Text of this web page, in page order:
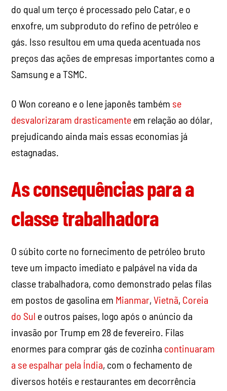
do qual um terço é processado pelo Catar, e o
enxofre, um subproduto do refino de petróleo e
gás. Isso resultou em uma queda acentuada nos
preços das ações de empresas importantes como a
Samsung e a TSMC.
O Won coreano e o Iene japonês também se
desvalorizaram drasticamente em relação ao dólar,
prejudicando ainda mais essas economias já
estagnadas.
As consequências para a
classe trabalhadora
O súbito corte no fornecimento de petróleo bruto
teve um impacto imediato e palpável na vida da
classe trabalhadora, como demonstrado pelas filas
em postos de gasolina em Mianmar,Vietnã, Coreia
do Sul e outros países, logo após o anúncio da
invasão por Trump em 28 de fevereiro. Filas
enormes para comprar gás de cozinha continuaram
a se espalhar pela Índia, com o fechamento de
diversos hotéis e restaurantes em decorrência